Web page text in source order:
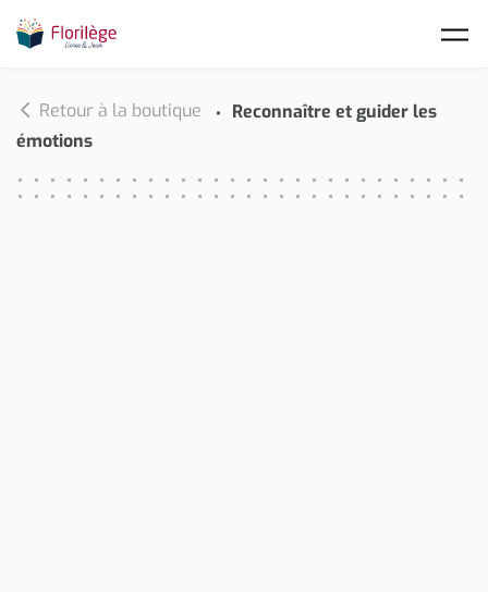
Retour à la boutique
Reconnaître et guider les
émotions